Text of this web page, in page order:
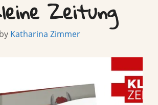
Zeitung
by Katharina Zimmer